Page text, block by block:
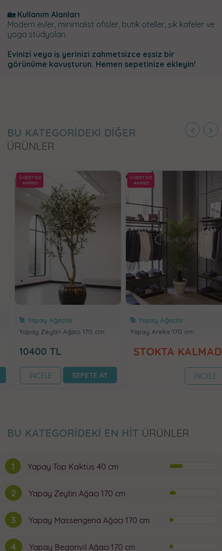
🏡 Kullanım Alanları
Modern evler, minimalist ofisler, butik oteller, şık kafeler ve
yoga stüdyoları.
Evinizi veya iş yerinizi zahmetsizce eşsiz bir
görünüme kavuşturun. Hemen sepetinize ekleyin!
BU KATEGORİDEKİ DİĞER
ÜRÜNLER
ÜCRETSİZ
KARGO
Yapay Ağaçlar
Yapay Zeytin Ağacı 170 cm
10400 TL
SEPETE AT
İNCELE
ÜCRETSİZ
KARGO
Yapay Ağaçlar
Yapay Areka 170 cm
STOKTA KALMADI
İNCELE
BU KATEGORİDEKİ EN HİT ÜRÜNLER
1 Yapay Top Kaktüs 40 cm
2 Yapay Zeytin Ağacı 170 cm
3 Yapay Massengena Ağacı 170 cm
4 Yapay Begonvil Ağacı 170 cm